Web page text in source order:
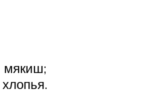
мякиш;